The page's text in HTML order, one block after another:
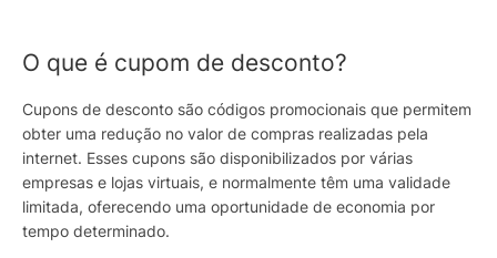
O que é cupom de desconto?
Cupons de desconto são códigos promocionais que permitem
obter uma redução no valor de compras realizadas pela
internet. Esses cupons são disponibilizados por várias
empresas e lojas virtuais, e normalmente têm uma validade
limitada, oferecendo uma oportunidade de economia por
tempo determinado.